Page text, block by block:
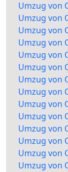
Umzug von
Umzug von
Umzug von
Umzug von
Umzug von
Umzug von
Umzug von
Umzug von
Umzug von
Umzug von
Umzug von
Umzug von
Umzug von
Umzug von